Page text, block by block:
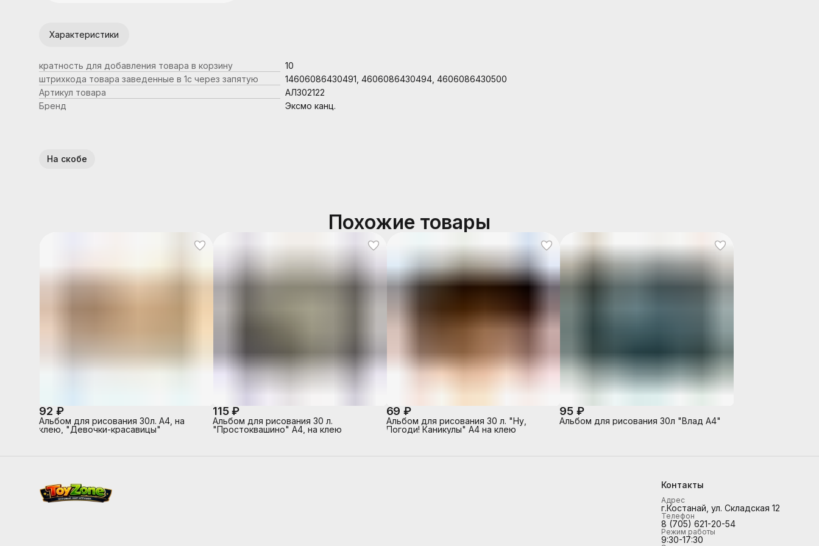
Характеристики
кратность для добавления товара в корзину
10
штрихкода товара заведенные в 1с через запятую
14606086430491, 4606086430494, 4606086430500
Артикул товара
АЛ302122
Бренд
Эксмо канц.
На скобе
Похожие товары
92 ₽
Альбом для рисования 30л. А4, на
клею, "Девочки-красавицы"
115 ₽
Альбом для рисования 30 л.
"Простоквашино" А4, на клею
69 ₽
Альбом для рисования 30 л. "Ну,
Погоди! Каникулы" А4 на клею
95 ₽
Альбом для рисования 30л "Влад А4"
Контакты
Адрес
г.Костанай, ул. Складская 12
Телефон
8 (705) 621-20-54
Режим работы
9:30-17:30